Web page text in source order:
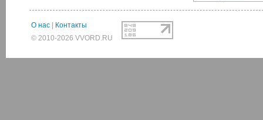
О нас
Контакты
© 2010-2026 VVORD.RU